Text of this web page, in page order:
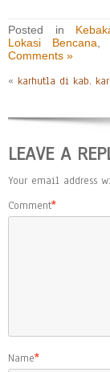
Posted in
Lokasi Bencana
Comments »
« karhutla di kab.
LEAVE A
Your email address
Comment*
Name*